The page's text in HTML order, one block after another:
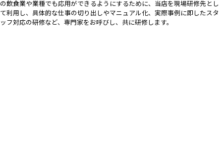
の飲食業や業種でも応用ができるようにするために、当店を現場研修先とし
て利用し、具体的な仕事の切り出しやマニュアル化、実際事例に即したスタ
ッフ対応の研修など、専門家をお呼びし、共に研修します。